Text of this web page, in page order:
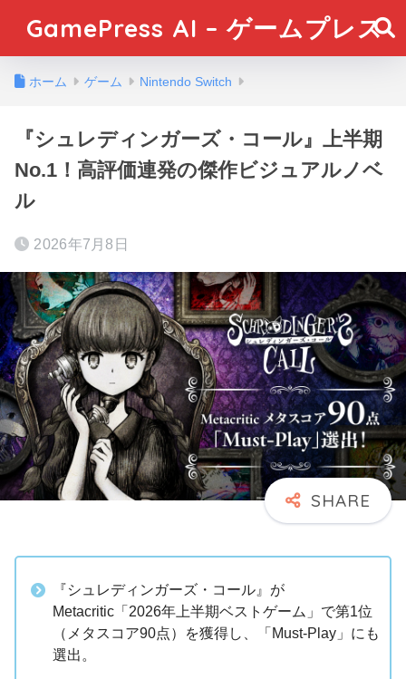
GamePress AI – ゲームプレス
ホーム ゲーム Nintendo Switch
『シュレディンガーズ・コール』上半期
No.1！高評価連発の傑作ビジュアルノベ
ル
2026年7月8日
『シュレディンガーズ・コール』が
Metacritic「2026年上半期ベストゲーム」で第1位
（メタスコア90点）を獲得し、「Must-Play」にも
選出。